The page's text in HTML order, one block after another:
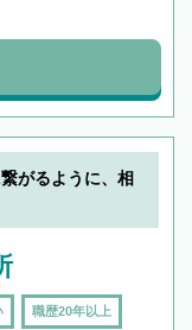
がるように、相
職歴20年以上